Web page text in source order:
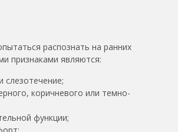
распознать на ранних
признаками являются:
слезотечение;
коричневого или темно-
функции;